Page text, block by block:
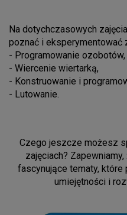
Na dotychczasowych
poznać i eksperymentować
- Programowanie ozobotów,
- Wiercenie wiertarką,
- Konstruowanie i
- Lutowanie.
Czego jeszcze możesz
zajęciach?
fascynujące tematy,
umiejętności i